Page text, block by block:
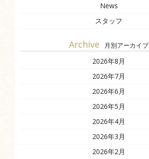
News
スタッフ
Archive 月別アーカイブ
2026年8月
2026年7月
2026年6月
2026年5月
2026年4月
2026年3月
2026年2月